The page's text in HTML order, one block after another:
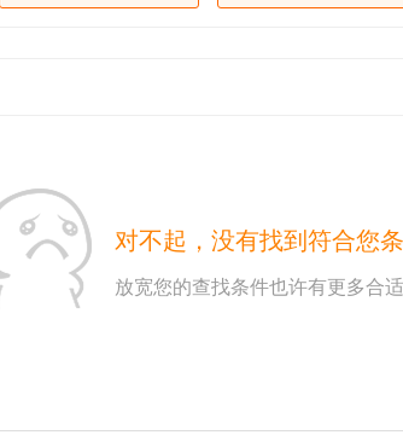
对不起，没有找到符合您
放宽您的查找条件也许有更多合